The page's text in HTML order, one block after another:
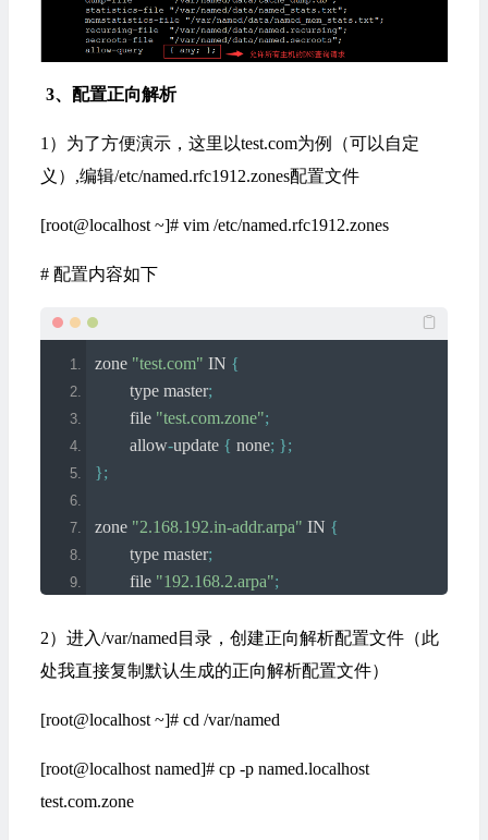
3、配置正向解析
1）为了方便演示，这里以test.com为例（可以自定
义）,编辑/etc/named.rfc1912.zones配置文件
[root@localhost ~]# vim /etc/named.rfc1912.zones
# 配置内容如下
zone "test.com" IN {
	type master
;
	file
"test.com.zone";
	allow
-update { none; };
};
zone "2.168.192.in-addr.arpa" IN {
	type master
;
	file
"192.168.2.arpa";
};
2）进入/var/named目录，创建正向解析配置文件（此
处我直接复制默认生成的正向解析配置文件）
[root@localhost ~]# cd /var/named
[root@localhost named]# cp -p named.localhost
test.com.zone